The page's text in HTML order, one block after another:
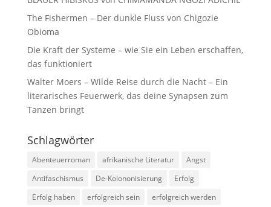
The Fishermen – Der dunkle Fluss von Chigozie
Obioma
Die Kraft der Systeme – wie Sie ein Leben erschaffen,
das funktioniert
Walter Moers – Wilde Reise durch die Nacht – Ein
literarisches Feuerwerk, das deine Synapsen zum
Tanzen bringt
Schlagwörter
Abenteuerroman afrikanische Literatur
Angst
Antifaschismus
De-Kolononisierung
Erfolg
Erfolg haben
erfolgreich sein
erfolgreich werden